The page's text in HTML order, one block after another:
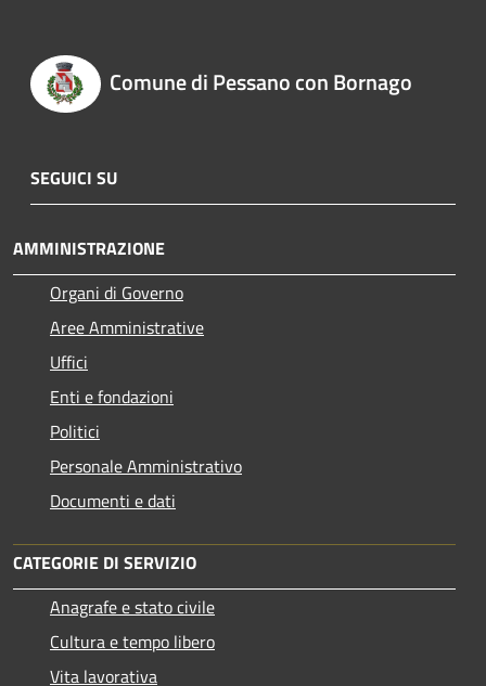
Comune di Pessano con Bornago
SEGUICI SU
AMMINISTRAZIONE
Organi di Governo
Aree Amministrative
Uffici
Enti e fondazioni
Politici
Personale Amministrativo
Documenti e dati
CATEGORIE DI SERVIZIO
Anagrafe e stato civile
Cultura e tempo libero
Vita lavorativa